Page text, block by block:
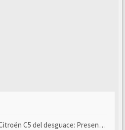
C5 del desguace: Presentación y seguimiento